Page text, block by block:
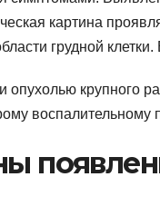
картина
грудной
опухолью крупного